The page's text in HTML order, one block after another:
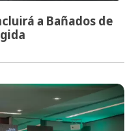
a Bañados de